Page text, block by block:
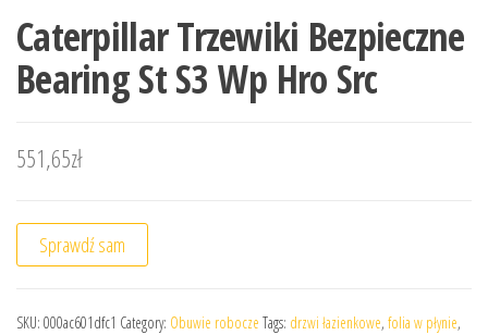
Caterpillar Trzewiki Bezpieczne
Bearing St S3 Wp Hro Src
551,65zł
Sprawdź sam
SKU: 000ac601dfc1 Category: Obuwie robocze Tags: drzwi łazienkowe, folia w płynie,